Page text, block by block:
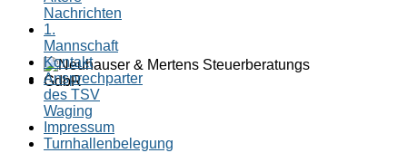
Nachrichten
1.
Mannschaft
Kontakt
Ansprechparter
des TSV
Waging
Impressum
Turnhallenbelegung